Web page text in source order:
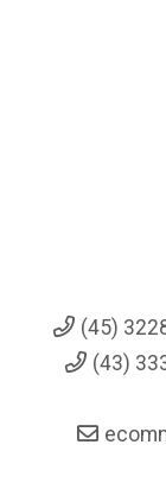
(45)
(43)